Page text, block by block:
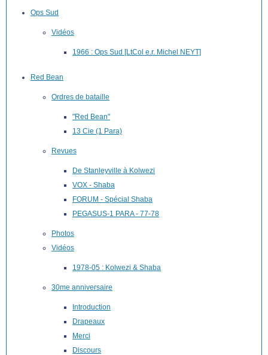
Ops Sud
Vidéos
1966 : Ops Sud [LtCol e.r. Michel NEYT]
Red Bean
Ordres de bataille
"Red Bean"
13 Cie (1 Para)
Revues
De Stanleyville à Kolwezi
VOX - Shaba
FORUM - Spécial Shaba
PEGASUS-1 PARA - 77-78
Photos
Vidéos
1978-05 : Kolwezi & Shaba
30me anniversaire
Introduction
Drapeaux
Merci
Discours